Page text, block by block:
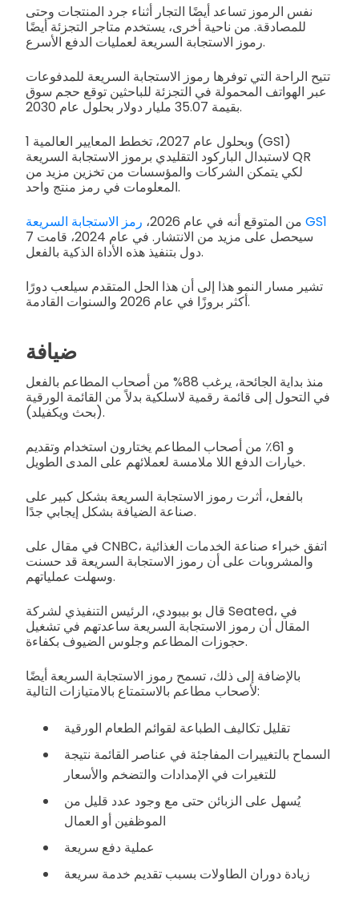
نفس الرموز تساعد أيضًا التجار أثناء جرد المنتجات وحتى
للمصادقة. من ناحية أخرى، يستخدم متاجر التجزئة أيضًا
رموز الاستجابة السريعة لعمليات الدفع الأسرع.
تتيح الراحة التي توفرها رموز الاستجابة السريعة للمدفوعات
عبر الهواتف المحمولة في التجزئة للباحثين توقع حجم سوق
بقيمة 35.07 مليار دولار بحلول عام 2030.
وبحلول عام 2027، تخطط المعايير العالمية 1 (GS1)
لاستبدال الباركود التقليدي برموز الاستجابة السريعة QR
لكي يتمكن الشركات والمؤسسات من تخزين مزيد من
المعلومات في رمز منتج واحد.
من المتوقع أنه في عام 2026، رمز الاستجابة السريعة GS1
سيحصل على مزيد من الانتشار. في عام 2024، قامت 7
دول بتنفيذ هذه الأداة الذكية بالفعل.
تشير مسار النمو هذا إلى أن هذا الحل المتقدم سيلعب دورًا
أكثر بروزًا في عام 2026 والسنوات القادمة.
ضيافة
منذ بداية الجائحة، يرغب 88% من أصحاب المطاعم بالفعل
في التحول إلى قائمة رقمية لاسلكية بدلاً من القائمة الورقية
(بحث ويكفيلد).
و 61٪ من أصحاب المطاعم يختارون استخدام وتقديم
خيارات الدفع اللا ملامسة لعملائهم على المدى الطويل.
بالفعل، أثرت رموز الاستجابة السريعة بشكل كبير على
صناعة الضيافة بشكل إيجابي جدًا.
في مقال على CNBC، اتفق خبراء صناعة الخدمات الغذائية
والمشروبات على أن رموز الاستجابة السريعة قد حسنت
وسهلت عملياتهم.
قال بو بيبودي، الرئيس التنفيذي لشركة Seated، في
المقال أن رموز الاستجابة السريعة ساعدتهم في تشغيل
حجوزات المطاعم وجلوس الضيوف بكفاءة.
بالإضافة إلى ذلك، تسمح رموز الاستجابة السريعة أيضًا
لأصحاب مطاعم بالاستمتاع بالامتيازات التالية:
تقليل تكاليف الطباعة لقوائم الطعام الورقية
السماح بالتغييرات المفاجئة في عناصر القائمة نتيجة
للتغيرات في الإمدادات والتضخم والأسعار
يُسهل على الزبائن حتى مع وجود عدد قليل من
الموظفين أو العمال
عملية دفع سريعة
زيادة دوران الطاولات بسبب تقديم خدمة سريعة